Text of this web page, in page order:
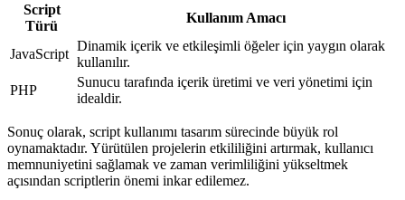
Script
Türü
Kullanım Amacı
JavaScript
Dinamik içerik ve etkileşimli öğeler için yaygın olarak
kullanılır.
PHP
Sunucu tarafında içerik üretimi ve veri yönetimi için
idealdir.
Sonuç olarak, script kullanımı tasarım sürecinde büyük rol
oynamaktadır. Yürütülen projelerin etkililiğini artırmak, kullanıcı
memnuniyetini sağlamak ve zaman verimliliğini yükseltmek
açısından scriptlerin önemi inkar edilemez.